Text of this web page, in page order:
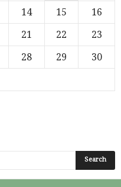
14 15
16
21 22
23
28 29
30